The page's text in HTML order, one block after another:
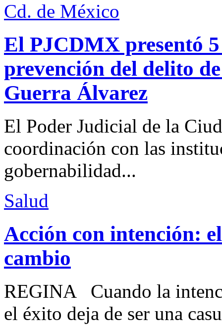
Cd. de México
El PJCDMX presentó
prevención del delito
Guerra Álvarez
El Poder Judicial de la
coordinación con las
gobernabilidad...
Salud
Acción con intención:
cambio
REGINA Cuando la
el éxito deja de ser una